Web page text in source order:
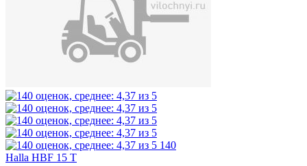
140
Halla HBF 15 T